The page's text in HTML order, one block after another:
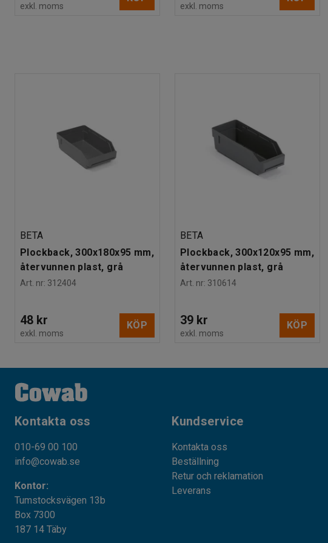
exkl. moms exkl. moms
BETA
Plockback, 300x180x95 mm,
återvunnen plast, grå
Art. nr: 312404
48 kr
exkl. moms
KÖP
BETA
Plockback, 300x120x95 mm,
återvunnen plast, grå
Art. nr: 310614
39 kr
exkl. moms
KÖP
Kontakta oss
010-69 00 100
info@cowab.se
Kontor:
Tumstocksvägen 13b
Box 7300
187 14 Täby
Kundservice
Kontakta oss
Beställning
Retur och reklamation
Leverans